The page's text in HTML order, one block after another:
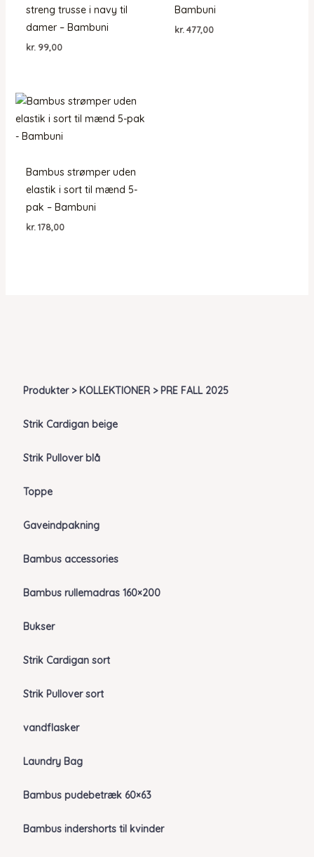
Produkter > KOLLEKTIONER > PRE FALL 2025
Strik Cardigan beige
Strik Pullover blå
Toppe
Gaveindpakning
Bambus accessories
Bambus rullemadras 160×200
Bukser
Strik Cardigan sort
Strik Pullover sort
vandflasker
Laundry Bag
Bambus pudebetræk 60×63
Bambus indershorts til kvinder
streng trusse i navy til
damer – Bambuni
kr.99,00
Bambuni
kr.477,00
Bambus strømper uden
elastik i sort til mænd 5-
pak – Bambuni
kr. 178,00